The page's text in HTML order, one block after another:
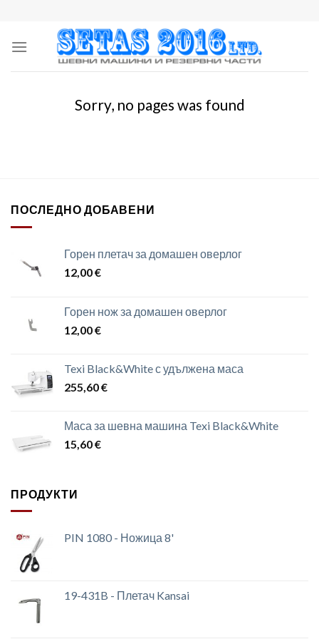
content
Sorry, no pages was found
ПОСЛЕДНО ДОБАВЕНИ
Горен плетач за домашен оверлог
12,00€
Горен нож за домашен оверлог
12,00€
Texi Black&White с удължена маса
255,60€
Маса за шевна машина Texi Black&White
15,60€
ПРОДУКТИ
PIN 1080 - Ножица 8'
19-431B - Плетач Kansai